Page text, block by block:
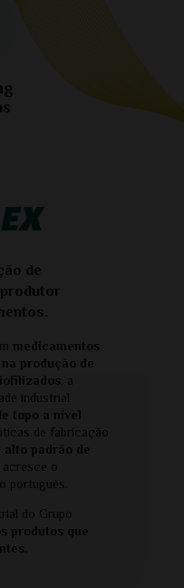
de
medicamentos
produção de
, a
industrial
topo a nível
de fabricação
alto padrão de
acresce o
português.
do Grupo
produtos que